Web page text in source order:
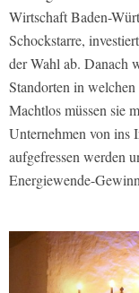
Wirtschaft Baden-
Schockstarre,
der Wahl ab. Danach
Standorten in
Machtlos müssen sie
Unternehmen von ins
aufgefressen werden
Energiewende-